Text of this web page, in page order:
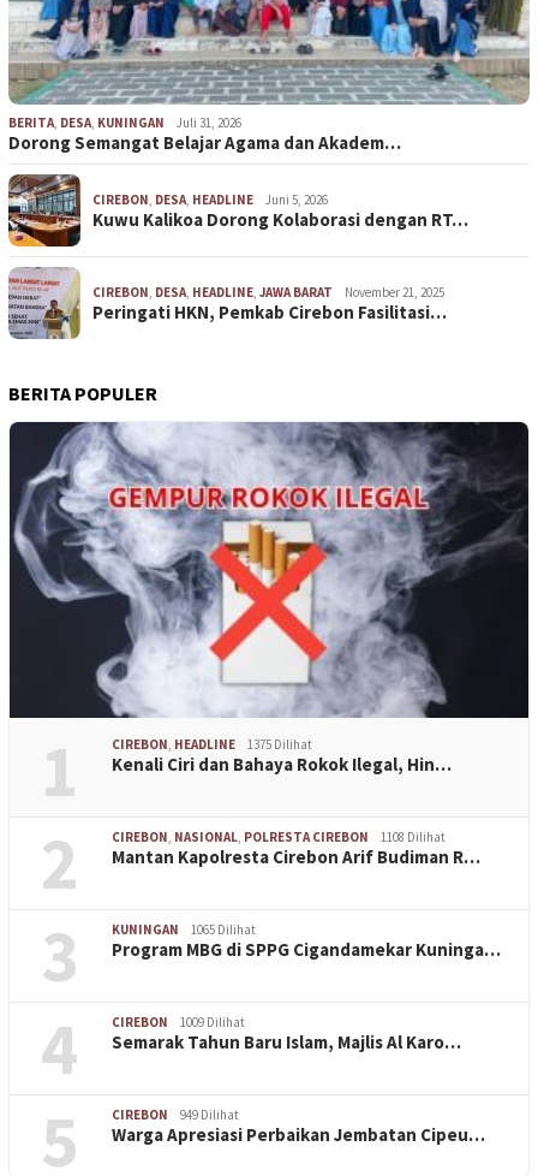
BERITA, DESA, KUNINGAN Juli 31, 2026
Dorong Semangat Belajar Agama dan Akadem…
CIREBON, DESA, HEADLINE Juni 5, 2026
Kuwu Kalikoa Dorong Kolaborasi dengan RT…
CIREBON, DESA, HEADLINE, JAWA BARAT November 21, 2025
Peringati HKN, Pemkab Cirebon Fasilitasi…
BERITA POPULER
1 CIREBON, HEADLINE 1375 Dilihat
Kenali Ciri dan Bahaya Rokok Ilegal, Hin…
2 CIREBON, NASIONAL, POLRESTA CIREBON 1108 Dilihat
Mantan Kapolresta Cirebon Arif Budiman R…
3 KUNINGAN 1065 Dilihat
Program MBG di SPPG Cigandamekar Kuninga…
4 CIREBON 1009 Dilihat
Semarak Tahun Baru Islam, Majlis Al Karo…
5 CIREBON 949 Dilihat
Warga Apresiasi Perbaikan Jembatan Cipeu…